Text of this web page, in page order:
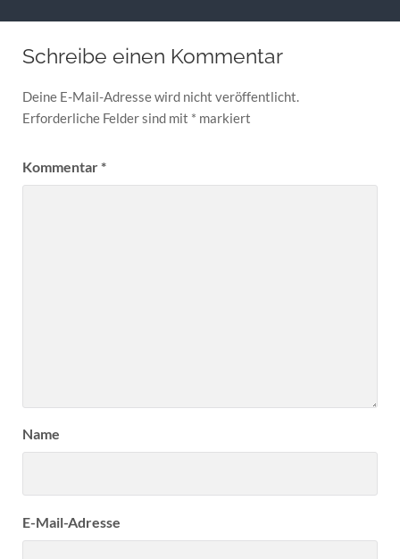
Schreibe einen Kommentar
Deine E-Mail-Adresse wird nicht veröffentlicht.
Erforderliche Felder sind mit * markiert
Kommentar*
Name
E-Mail-Adresse